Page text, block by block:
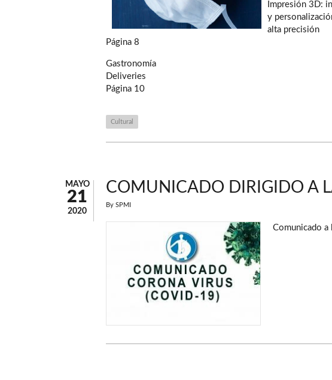
Impresión 3D:
y
alta precisión
Página 8
Gastronomía
Deliveries
Página 10
Cultural
MAYO
21
2020
COMUNICADO DIRIGIDO A
By SPMI
Comunicado a